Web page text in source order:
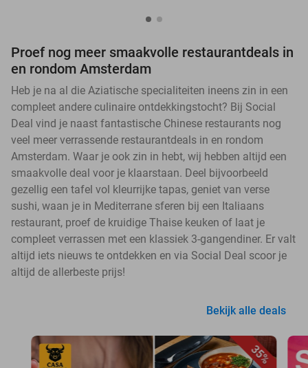
Proef nog meer smaakvolle restaurantdeals in
en rondom Amsterdam
Heb je na al die Aziatische specialiteiten ineens zin in een
compleet andere culinaire ontdekkingstocht? Bij Social
Deal vind je naast fantastische Chinese restaurants nog
veel meer verrassende restaurantdeals in en rondom
Amsterdam. Waar je ook zin in hebt, wij hebben altijd een
smaakvolle deal voor je klaarstaan. Deel bijvoorbeeld
gezellig een tafel vol kleurrijke tapas, geniet van verse
sushi, waan je in Mediterrane sferen bij een Italiaans
restaurant, proef de kruidige Thaise keuken of laat je
compleet verrassen met een klassiek 3-gangendiner. Er valt
altijd iets nieuws te ontdekken en via Social Deal scoor je
altijd de allerbeste prijs!
Bekijk alle deals
35%